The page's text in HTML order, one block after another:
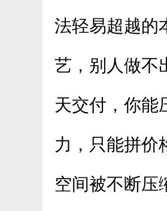
法轻易超越的
艺，别人做不
天交付，你能
力，只能拼价
空间被不断压